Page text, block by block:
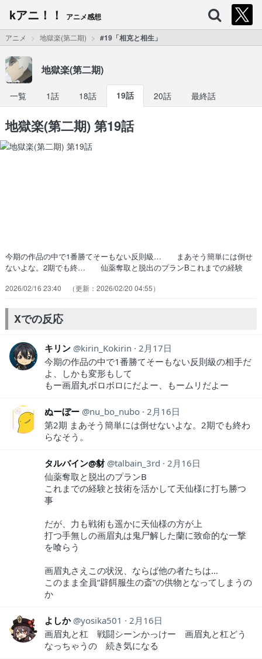
kアニ！！ アニメ感想
アニメ 地獄楽(第二期) #19「相克と相生」
地獄楽(第二期)
一覧 1話 18話 19話 20話 最終話
地獄楽(第二期) 第19話
今期の作品の中で1番勝てそーもない反則級… まあそう簡単には倒せ
ないよな。2期でも終… 仙薬奪取と脱出のプランBこれまでの経験
みではあるけど、第2案があっ… ダメージを与えたら第二形態はボス
＆ユズリハVS蘭戦。画眉丸の策で何… 画眉丸たちの動きは天仙に筒
抜けで、仙薬は… 『鬼滅の刃』の無限城編みたいな感じやな。…
2026/02/16 23:40 2026/02/20 04:55
Xでの反応
キリン kirin_Kokirin
2月17日
今期の作品の中で1番勝てそーもない反則級の相手だ
よ、しかも変形もして
もー画眉丸ボロボロにだよー、もームリだよー
ぬーぼー nu_bo_nubo 2月16日
第2期 まあそう簡単には倒せないよな。2期でも終わ
らなそう。
タルバイン@豺 talbain_3rd
2月16日
仙薬奪取と脱出のプランB
これまでの経験と技術を活かして天仙様に打ち勝つ
事
だが、力も戦術も遥かに天仙様の方が上
打つ手無しの画眉丸は鬼尸解した蘭に致命的な一撃
を喰らう
画眉丸さえこの状況、ならば他の者たちは…
このまま全員“辟餌服生の斎”の供物となってしまうの
か
よしか yosika501
2月16日
画眉丸と杠 戦闘シーンかっけー 画眉丸と杠どう
なっちゃうの 続き気になる